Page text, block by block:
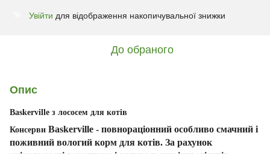
Увійти для відображення накопичувальної знижки
До обраного
Опис
Baskerville з лососем для котів
Консерви Baskerville - повнораціонний особливо смачний і
поживний вологий корм для котів. За рахунок